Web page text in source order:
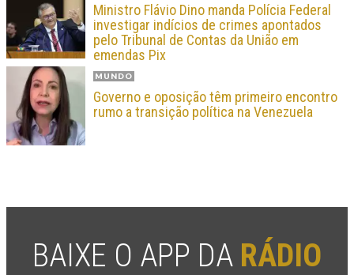
Ministro Flávio Dino manda Polícia Federal
investigar indícios de crimes apontados
pelo Tribunal de Contas da União em
emendas Pix
MUNDO
Governo e oposição têm primeiro encontro
rumo a transição política na Venezuela
BAIXE O APP DA RÁDIO